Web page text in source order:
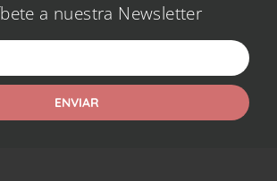
a nuestra Newsletter
ENVIAR